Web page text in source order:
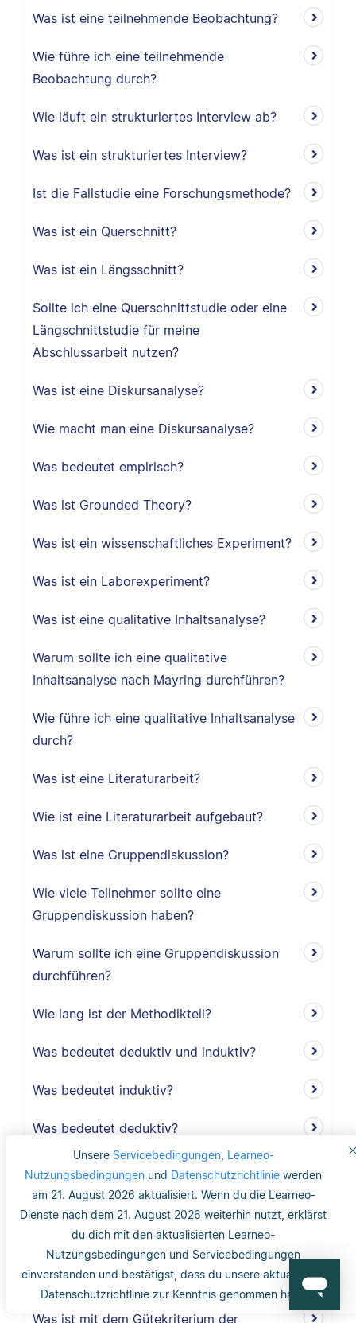
Unsere Servicebedingungen, Learneo-
Nutzungsbedingungen und Datenschutzrichtlinie werden
am 21. August 2026 aktualisiert. Wenn du die Learneo-
Dienste nach dem 21. August 2026 weiterhin nutzt, erklärst
du dich mit den aktualisierten Learneo-
Nutzungsbedingungen und Servicebedingungen
einverstanden und bestätigst, dass du unsere aktualisierte
Datenschutzrichtlinie zur Kenntnis genommen hast.
Was ist eine teilnehmende Beobachtung?
Wie führe ich eine teilnehmende
Beobachtung durch?
Wie läuft ein strukturiertes Interview ab?
Was ist ein strukturiertes Interview?
Ist die Fallstudie eine Forschungsmethode?
Was ist ein Querschnitt?
Was ist ein Längsschnitt?
Sollte ich eine Querschnittstudie oder eine
Längschnittstudie für meine
Abschlussarbeit nutzen?
Was ist eine Diskursanalyse?
Wie macht man eine Diskursanalyse?
Was bedeutet empirisch?
Was ist Grounded Theory?
Was ist ein wissenschaftliches Experiment?
Was ist ein Laborexperiment?
Was ist eine qualitative Inhaltsanalyse?
Warum sollte ich eine qualitative
Inhaltsanalyse nach Mayring durchführen?
Wie führe ich eine qualitative Inhaltsanalyse
durch?
Was ist eine Literaturarbeit?
Wie ist eine Literaturarbeit aufgebaut?
Was ist eine Gruppendiskussion?
Wie viele Teilnehmer sollte eine
Gruppendiskussion haben?
Warum sollte ich eine Gruppendiskussion
durchführen?
Wie lang ist der Methodikteil?
Was bedeutet deduktiv und induktiv?
Was bedeutet induktiv?
Was bedeutet deduktiv?
Was ist Validität?
Was ist interne Validität?
Was versteht man unter Validität?
Was ist die Reliabilität?
Was ist mit dem Gütekriterium der